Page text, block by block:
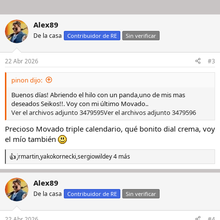
Alex89
De la casa Contribuidor de RE Sin verificar
22 Abr 2026 #3
pinon dijo:
Buenos días! Abriendo el hilo con un panda,uno de mis mas
deseados Seikos!!. Voy con mi último Movado..
Ver el archivos adjunto 3479595Ver el archivos adjunto 3479596
Precioso Movado triple calendario, qué bonito dial crema, voy
el mío también
R
e
c
c
i
jrmartin,yakokornecki,sergiowildey 4 más
Alex89
De la casa Contribuidor de RE Sin verificar